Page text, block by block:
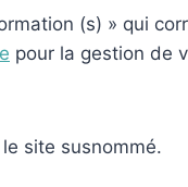
(s) » qui
pour la gestion de
site susnommé.